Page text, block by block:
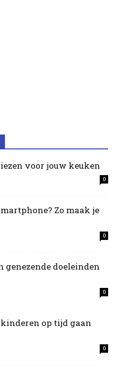
voor jouw keuken
0
Zo maak je
0
genezende doeleinden
0
op tijd gaan
0